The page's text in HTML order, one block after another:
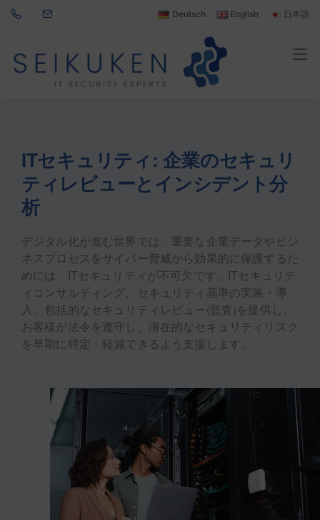
Deutsch English 日本語
ITセキュリティ: 企業のセキュリ
ティレビューとインシデント分
析
デジタル化が進む世界では、重要な企業データやビジ
ネスプロセスをサイバー脅威から効果的に保護するた
めには、ITセキュリティが不可欠です。ITセキュリテ
ィコンサルティング、セキュリティ基準の実装・導
入、包括的なセキュリティレビュー(監査)を提供し、
お客様が法令を遵守し、潜在的なセキュリティリスク
を早期に特定・軽減できるよう支援します。